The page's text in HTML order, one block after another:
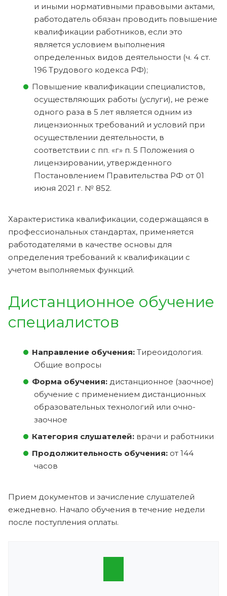
и иными нормативными правовыми актами,
работодатель обязан проводить повышение
квалификации работников, если это
является условием выполнения
определенных видов деятельности (ч. 4 ст.
196 Трудового кодекса РФ);
Повышение квалификации специалистов,
осуществляющих работы (услуги), не реже
одного раза в 5 лет является одним из
лицензионных требований и условий при
осуществлении деятельности, в
соответствии с пп. «г» п. 5 Положения о
лицензировании, утвержденного
Постановлением Правительства РФ от 01
июня 2021 г. № 852.
Характеристика квалификации, содержащаяся в
профессиональных стандартах, применяется
работодателями в качестве основы для
определения требований к квалификации с
учетом выполняемых функций.
Дистанционное обучение
специалистов
Направление обучения: Тиреоидология.
Общие вопросы
Форма обучения: дистанционное (заочное)
обучение с применением дистанционных
образовательных технологий или очно-
заочное
Категория слушателей: врачи и работники
Продолжительность обучения: от 144
часов
Прием документов и зачисление слушателей
ежедневно. Начало обучения в течение недели
после поступления оплаты.